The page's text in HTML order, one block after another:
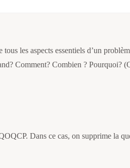
les aspects essentiels d’un
Comment? Combien ?
Dans ce cas, on supprime la